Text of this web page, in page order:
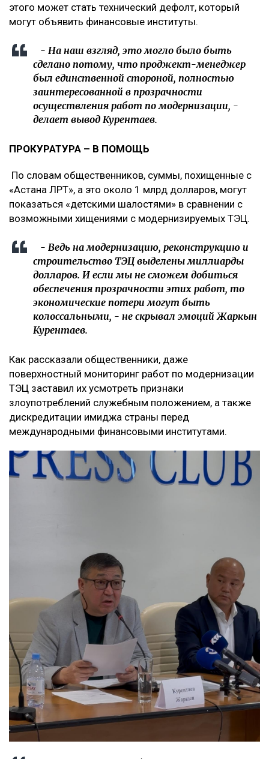
этого может стать технический дефолт, который
могут объявить финансовые институты.
- На наш взгляд, это могло было быть
сделано потому, что проджект-менеджер
был единственной стороной, полностью
заинтересованной в прозрачности
осуществления работ по модернизации, -
делает вывод Курентаев.
ПРОКУРАТУРА – В ПОМОЩЬ
По словам общественников, суммы, похищенные с
«Астана ЛРТ», а это около 1 млрд долларов, могут
показаться «детскими шалостями» в сравнении с
возможными хищениями с модернизируемых ТЭЦ.
- Ведь на модернизацию, реконструкцию и
строительство ТЭЦ выделены миллиарды
долларов. И если мы не сможем добиться
обеспечения прозрачности этих работ, то
экономические потери могут быть
колоссальными, - не скрывал эмоций Жаркын
Курентаев.
Как рассказали общественники, даже
поверхностный мониторинг работ по модернизации
ТЭЦ заставил их усмотреть признаки
злоупотреблений служебным положением, а также
дискредитации имиджа страны перед
международными финансовыми институтами.